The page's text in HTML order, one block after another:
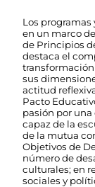
Los
en un marco
de Principios
destaca el
transformación
sus
actitud
Pacto
pasión por
capaz de la
de la mutua
Objetivos de
número de
culturales; en
sociales y